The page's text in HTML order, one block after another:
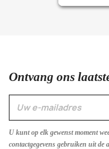
Ontvang ons
U kunt op elk gewenst moment
contactgegevens gebruiken uit de